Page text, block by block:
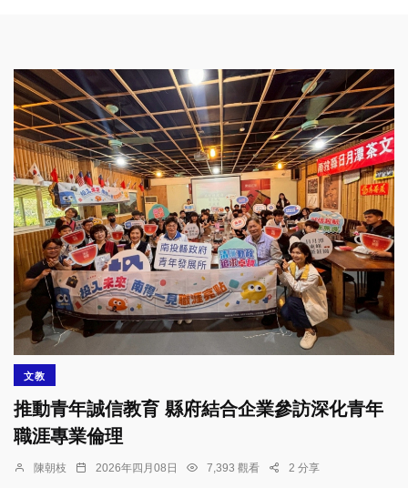
文教
推動青年誠信教育 縣府結合企業參訪深化青年
職涯專業倫理
陳朝枝 2026年四月08日 7,393 觀看 2 分享